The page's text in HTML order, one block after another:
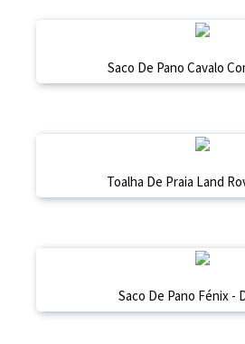
Saco De Pano Cavalo
Toalha De Praia Land
Saco De Pano Fénix -